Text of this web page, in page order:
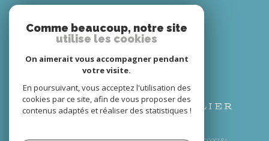
Comme beaucoup, notre site
utilise les cookies
On aimerait vous accompagner pendant
votre visite.
En poursuivant, vous acceptez l'utilisation des
cookies par ce site, afin de vous proposer des
contenus adaptés et réaliser des statistiques !